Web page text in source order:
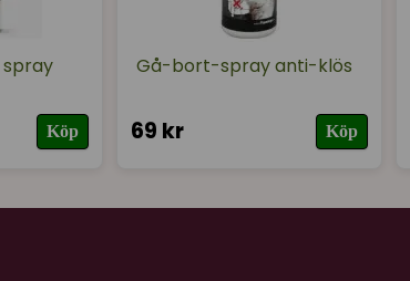
Köp
Gå-bort-spray anti-klös
69 kr Köp